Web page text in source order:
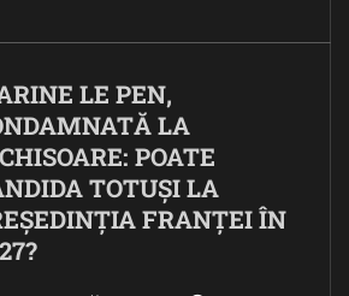
LE PEN,
LA
POATE
TOTUȘI LA
FRANȚEI ÎN